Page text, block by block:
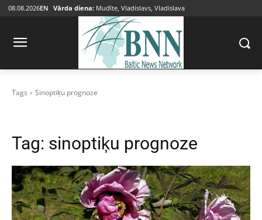
08.08.2026EN Vārda diena: Mudīte, Vladislavs, Vladislava
Tags Sinoptiķu prognoze
Tag: sinoptiķu prognoze